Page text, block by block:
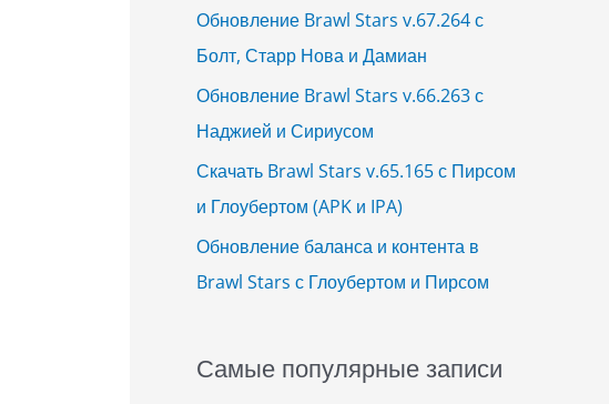
r
:
Обновление Brawl Stars v.67.264 с
Болт, Старр Нова и Дамиан
Обновление Brawl Stars v.66.263 с
Наджией и Сириусом
Скачать Brawl Stars v.65.165 с Пирсом
и Глоубертом (APK и IPA)
Обновление баланса и контента в
Brawl Stars с Глоубертом и Пирсом
Самые популярные записи